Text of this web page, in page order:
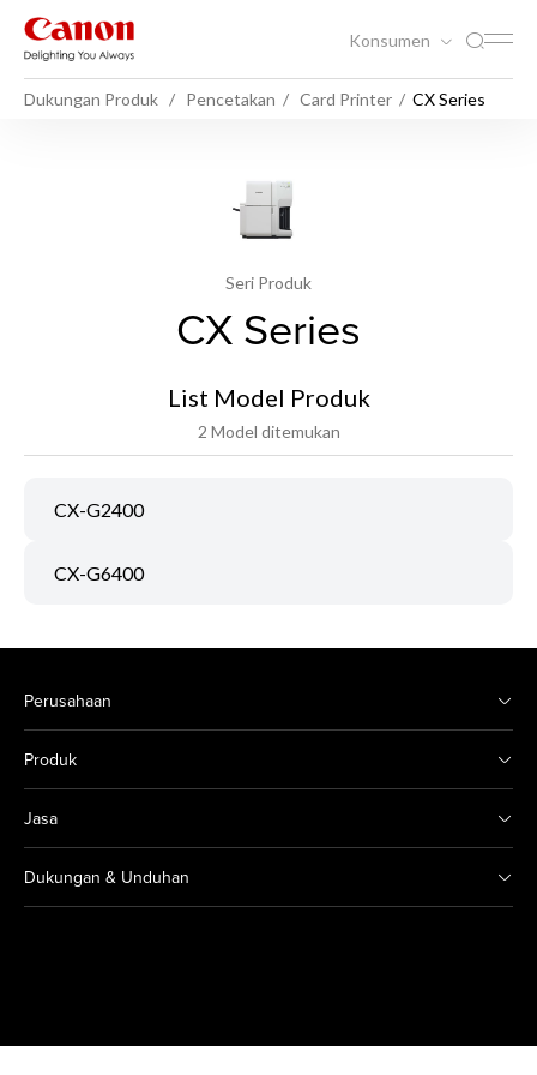
Konsumen
Dukungan Produk Pencetakan Card Printer CX Series
Seri Produk
CX Series
List Model Produk
2 Model ditemukan
CX-G2400
CX-G6400
Perusahaan
Produk
Jasa
Dukungan & Unduhan